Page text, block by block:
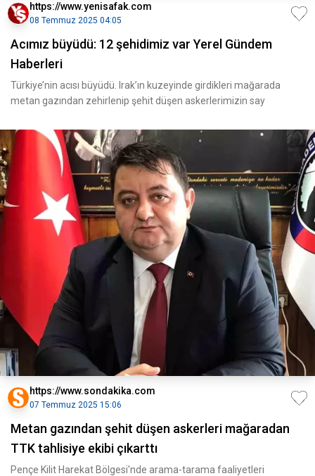
https://www.yenisafak.com
08 Temmuz 2025 04:05
Acımız büyüdü: 12 şehidimiz var Yerel Gündem
Haberleri
Türkiye’nin acısı büyüdü. Irak’ın kuzeyinde girdikleri mağarada
metan gazından zehirlenip şehit düşen askerlerimizin say
https://www.sondakika.com
07 Temmuz 2025 15:06
Metan gazından şehit düşen askerleri mağaradan
TTK tahlisiye ekibi çıkarttı
Pençe Kilit Harekat Bölgesi'nde arama-tarama faaliyetleri